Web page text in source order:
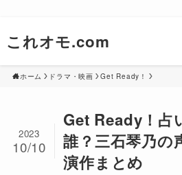
これオモ.com
ホーム ドラマ・映画 Get Ready！
Get Ready！占
誰？三石琴乃の
演作まとめ
2023
10/10